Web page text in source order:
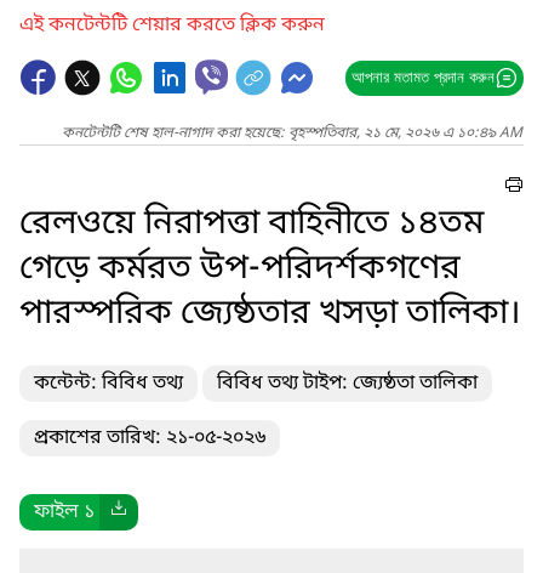
এই কনটেন্টটি শেয়ার করতে ক্লিক করুন
আপনার মতামত প্রদান করুন
কনটেন্টটি শেষ হাল-নাগাদ করা হয়েছে: বৃহস্পতিবার, ২১ মে, ২০২৬ এ ১০:৪৯ AM
রেলওয়ে নিরাপত্তা বাহিনীতে ১৪তম
গেড়ে কর্মরত উপ-পরিদর্শকগণের
পারস্পরিক জ্যেষ্ঠতার খসড়া তালিকা।
কন্টেন্ট: বিবিধ তথ্য বিবিধ তথ্য টাইপ: জ্যেষ্ঠতা তালিকা
প্রকাশের তারিখ: ২১-০৫-২০২৬
ফাইল ১